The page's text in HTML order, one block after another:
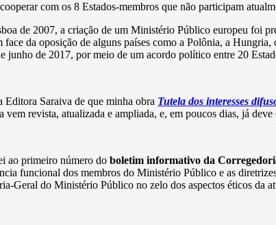
com os 8 Estados-membros que não participam
de 2007, a criação de um Ministério Público europeu foi
da oposição de alguns países como a Polônia, a
junho de 2017, por meio de um acordo político entre 20
Editora Saraiva de que minha obra Tutela dos interesses
vem revista, atualizada e ampliada, e, em poucos dias, já
ao primeiro número do boletim informativo da
funcional dos membros do Ministério Público e as
Geral do Ministério Público no zelo dos aspectos éticos da